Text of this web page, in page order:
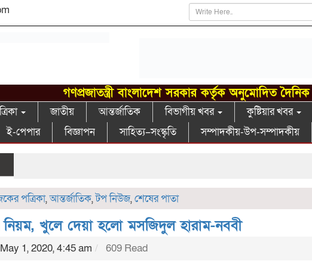
গণপ্রজাতন্ত্রী বাংলাদেশ সরকার কর্তৃক অনুমোদিত
জাতীয় আন্তর্জাতিক বিভাগীয় খবর কুষ্টিয়ার খবর
ই-পেপার বিজ্ঞাপন সাহিত্য–সংস্কৃতি সম্পাদকীয়-উপ-সম্পাদকীয়
পত্রিকা,আন্তর্জাতিক,টপ নিউজ,শেষের পাতা
খুলে দেয়া হলো মসজিদুল হারাম-নববী
1, 2020, 4:45 am 609 Read